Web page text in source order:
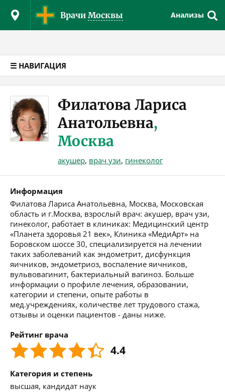
Врачи Москвы Анализы
☰ НАВИГАЦИЯ
Филатова Лариса
Анатольевна,
Москва
акушер, врач узи, гинеколог
Информация
Филатова Лариса Анатольевна, Москва, Московская
область и г.Москва, взрослый врач: акушер, врач узи,
гинеколог, работает в клиниках: Медицинский центр
«Планета здоровья 21 век», Клиника «МедиАрт» на
Боровском шоссе 30, специализируется на лечении
таких заболеваний как эндометрит, дисфункция
яичников, эндометриоз, воспаление яичников,
вульвовагинит, бактериальный вагиноз. Больше
информации о профиле лечения, образовании,
категории и степени, опыте работы в
мед.учреждениях, количестве лет трудового стажа,
отзывы и оценки пациентов - даны ниже.
Рейтинг врача
4.4
Категория и степень
высшая, кандидат наук